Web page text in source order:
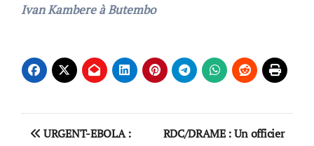
Ivan Kambere à Butembo
Post
URGENT-EBOLA : RDC/DRAME : Un officier